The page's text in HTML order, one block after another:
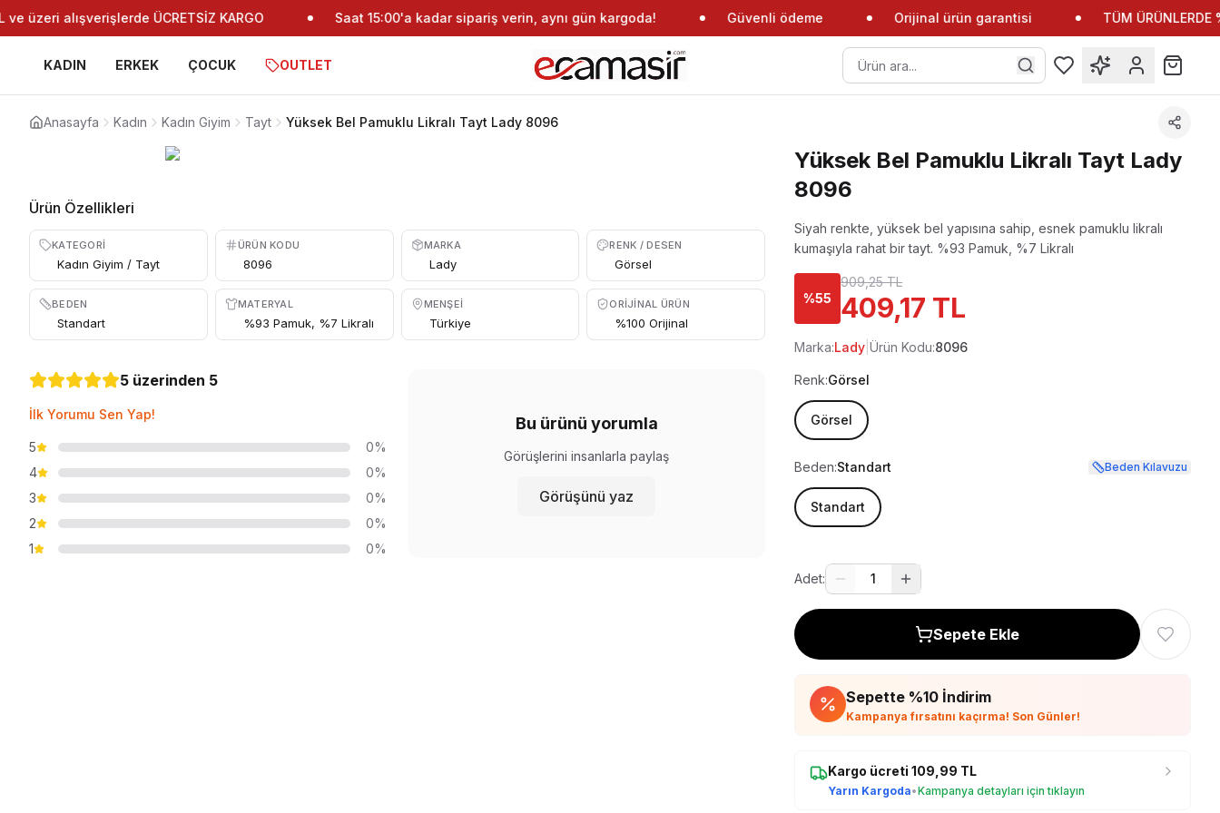
üzeri alışverişlerde ÜCRETSİZ KARGO Saat 15:00'a kadar sipariş verin, aynı gün kargoda! Güvenli ödeme Orijinal ürün garantisi TÜM ÜRÜNLERDE
KADIN ERKEK ÇOCUK OUTLET
Anasayfa Kadın Kadın Giyim Tayt Yüksek Bel Pamuklu Likralı Tayt Lady 8096
Ürün Özellikleri
KATEGORI
Kadın Giyim / Tayt
ÜRÜN KODU
8096
MARKA
Lady
RENK / DESEN
Görsel
BEDEN
Standart
MATERYAL
%93 Pamuk, %7 Likralı
MENŞEI
Türkiye
ORIJINAL ÜRÜN
%100 Orijinal
5 üzerinden 5
İlk Yorumu Sen Yap!
5
0%
4
0%
3
0%
2
0%
1
0%
Bu ürünü yorumla
Görüşlerini insanlarla paylaş
Görüşünü yaz
Yüksek Bel Pamuklu Likralı Tayt Lady
8096
Siyah renkte, yüksek bel yapısına sahip, esnek pamuklu likralı
kumaşıyla rahat bir tayt. %93 Pamuk, %7 Likralı
%55
909,25 TL
409,17 TL
Marka:Lady |Ürün Kodu:8096
Renk:Görsel
Görsel
Beden:Standart Beden Kılavuzu
Standart
Adet: 1
Sepete Ekle
Sepette %10 İndirim
Kampanya fırsatını kaçırma! Son Günler!
Kargo ücreti109,99 TL
Yarın Kargoda•Kampanya detayları için tıklayın